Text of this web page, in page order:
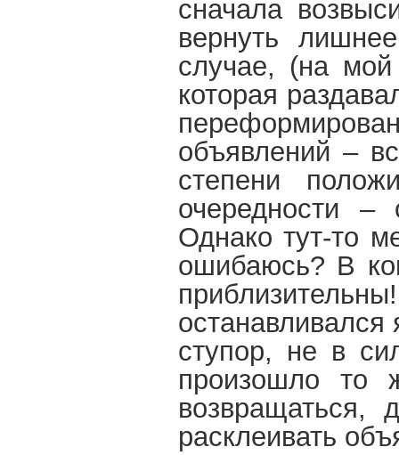
сначала
вернуть
случае, (на мой
которая
объявлений –
степени
очередности –
Однако тут-то
ошибаюсь? В
ступор, не в
произошло
возвращаться,
расклеивать